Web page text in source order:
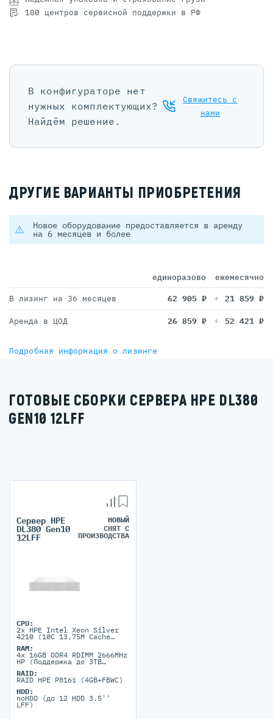
180 центров сервисной поддержки в РФ
В конфигураторе нет
нужных комплектующих?
Найдём решение.
Свяжитесь с
нами
ДРУГИЕ ВАРИАНТЫ ПРИОБРЕТЕНИЯ
Новое оборудование предоставляется в аренду
на 6 месяцев и более
единоразово ежемесячно
В лизинг на 36 месяцев 62 905 ₽ 21 859 ₽
Аренда в ЦОД 26 859 ₽ 52 421 ₽
Подробная информация о лизинге
ГОТОВЫЕ СБОРКИ СЕРВЕРА HPE DL380
GEN10 12LFF
Сервер HPE
DL380 Gen10
12LFF
НОВЫЙ
СНЯТ С
ПРОИЗВОДСТВА
CPU:
2x HPE Intel Xeon Silver
4210 (10C 13.75M Cache
RAM:
4x 16GB DDR4 RDIMM 2666MHz
HP (Поддержка до 3TB
портов)
RAID:
RAID HPE P816i (4GB+FBWC)
HDD:
noHDD (до 12 HDD 3.5''
LFF)